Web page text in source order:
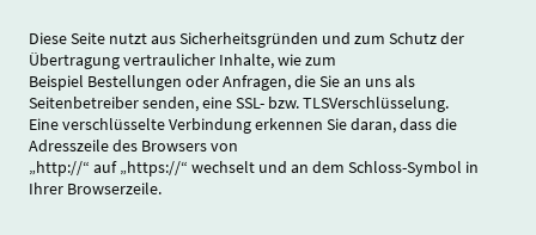
Diese Seite nutzt aus Sicherheitsgründen und zum Schutz der
Übertragung vertraulicher Inhalte, wie zum
Beispiel Bestellungen oder Anfragen, die Sie an uns als
Seitenbetreiber senden, eine SSL- bzw. TLSVerschlüsselung.
Eine verschlüsselte Verbindung erkennen Sie daran, dass die
Adresszeile des Browsers von
„http://“ auf „https://“ wechselt und an dem Schloss-Symbol in
Ihrer Browserzeile.